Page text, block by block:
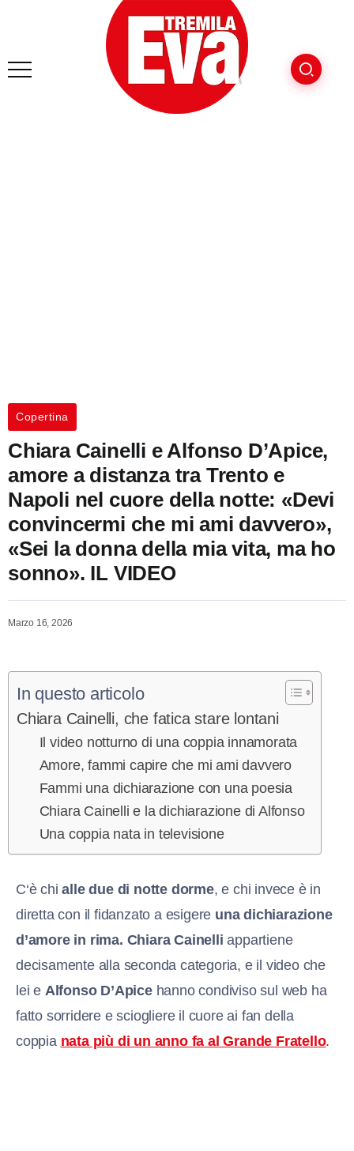
Copertina
Chiara Cainelli e Alfonso D’Apice,
amore a distanza tra Trento e
Napoli nel cuore della notte: «Devi
convincermi che mi ami davvero»,
«Sei la donna della mia vita, ma ho
sonno». IL VIDEO
Marzo 16, 2026
In questo articolo
Chiara Cainelli, che fatica stare lontani
Il video notturno di una coppia innamorata
Amore, fammi capire che mi ami davvero
Fammi una dichiarazione con una poesia
Chiara Cainelli e la dichiarazione di Alfonso
Una coppia nata in televisione
C‘è chialle due di notte dorme, e chi invece è in
diretta con il fidanzato a esigere una dichiarazione
d’amore in rima. Chiara Cainelliappartiene
decisamente alla seconda categoria, e il video che
lei e Alfonso D’Apicehanno condiviso sul web ha
fatto sorridere e sciogliere il cuore ai fan della
coppia nata più di un anno fa al Grande Fratello.